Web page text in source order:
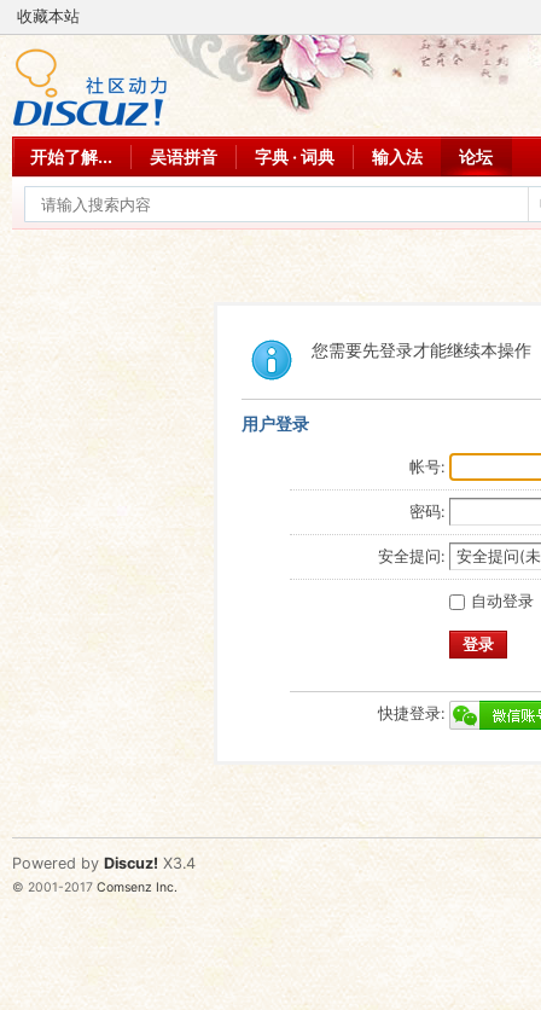
收藏本站
开始了解... 吴语拼音 字典 · 词典 输入法 论坛
您需要先登录才能继续本操作
用户登录
帐号:
密码:
安全提问:
自动登录
登录
快捷登录:
Powered by Discuz! X3.4
© 2001-2017 Comsenz Inc.